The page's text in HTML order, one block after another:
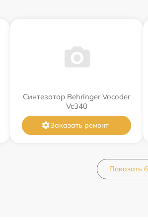
Синтезатор Behringer Vocoder
Vc340
Заказать ремонт
Показать